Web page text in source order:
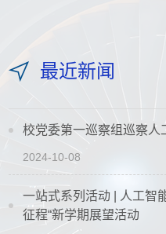
最近新闻
校党委第一巡察组巡察人
2024-10-08
一站式系列活动 | 人工智
征程“新学期展望活动